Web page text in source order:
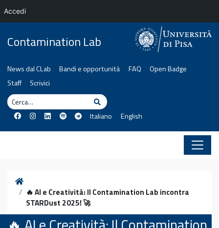
Contamination Lab
News dal CLab Bandi e opportunità FAQ
Open Badge
Staff
Scrivici
Cerca
Cerca
Italiano English
Home
🔥 AI e Creatività: Il Contamination Lab incontra
STARDust 2025! 🚀
Accedi